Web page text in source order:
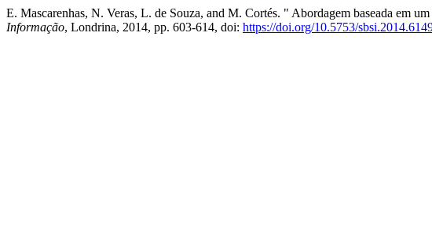
E. Mascarenhas, N. Veras, L. de Souza, and M. Cortés. " Abordagem baseada em
Informação, Londrina, 2014, pp. 603-614, doi: https://doi.org/10.5753/